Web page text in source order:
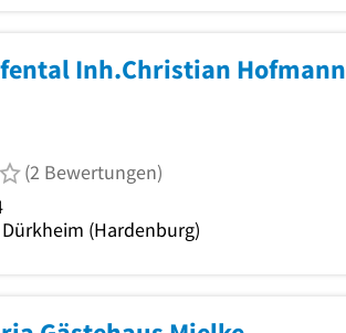
Inh.Christian Hofmann
3 von 5 Sternen
(2 Bewertungen)
(Hardenburg)